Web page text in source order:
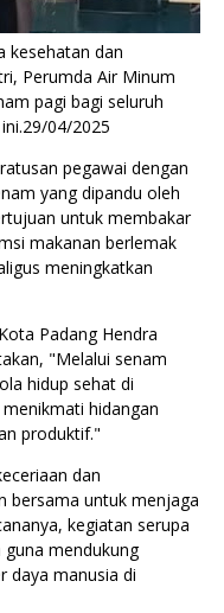
kesehatan dan
Perumda Air Minum
pagi bagi seluruh
04/2025
pegawai dengan
yang dipandu oleh
untuk membakar
makanan berlemak
meningkatkan
Padang Hendra
"Melalui senam
hidup sehat di
hidangan
produktif."
dan
bersama untuk menjaga
kegiatan serupa
mendukung
daya manusia di